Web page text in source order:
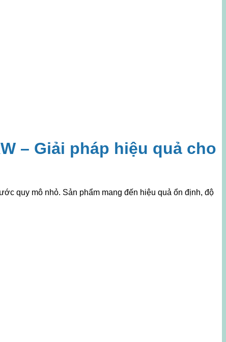
– Giải pháp hiệu quả cho
quy mô nhỏ. Sản phẩm mang đến hiệu quả ổn định, độ